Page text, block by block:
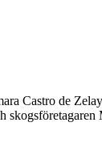
Castro de